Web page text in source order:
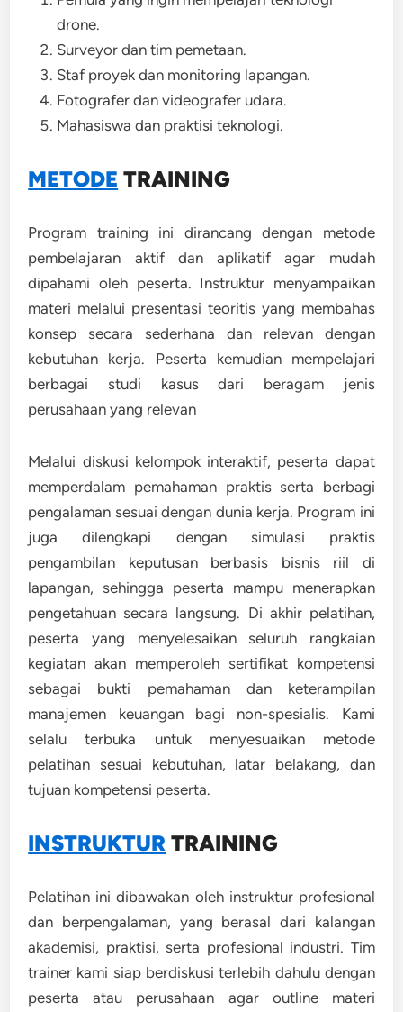
drone.
Surveyor dan tim pemetaan.
Staf proyek dan monitoring lapangan.
Fotografer dan videografer udara.
Mahasiswa dan praktisi teknologi.
METODE TRAINING
Program training ini dirancang dengan metode
pembelajaran aktif dan aplikatif agar mudah
dipahami oleh peserta. Instruktur menyampaikan
materi melalui presentasi teoritis yang membahas
konsep secara sederhana dan relevan dengan
kebutuhan kerja. Peserta kemudian mempelajari
berbagai studi kasus dari beragam jenis
perusahaan yang relevan
Melalui diskusi kelompok interaktif, peserta dapat
memperdalam pemahaman praktis serta berbagi
pengalaman sesuai dengan dunia kerja. Program ini
juga dilengkapi dengan simulasi praktis
pengambilan keputusan berbasis bisnis riil di
lapangan, sehingga peserta mampu menerapkan
pengetahuan secara langsung. Di akhir pelatihan,
peserta yang menyelesaikan seluruh rangkaian
kegiatan akan memperoleh sertifikat kompetensi
sebagai bukti pemahaman dan keterampilan
manajemen keuangan bagi non-spesialis. Kami
selalu terbuka untuk menyesuaikan metode
pelatihan sesuai kebutuhan, latar belakang, dan
tujuan kompetensi peserta.
INSTRUKTUR TRAINING
Pelatihan ini dibawakan oleh instruktur profesional
dan berpengalaman, yang berasal dari kalangan
akademisi, praktisi, serta profesional industri. Tim
trainer kami siap berdiskusi terlebih dahulu dengan
peserta atau perusahaan agar outline materi